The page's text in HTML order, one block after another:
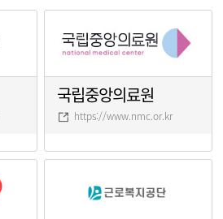
국립중앙의료원
https://www.nmc.or.kr